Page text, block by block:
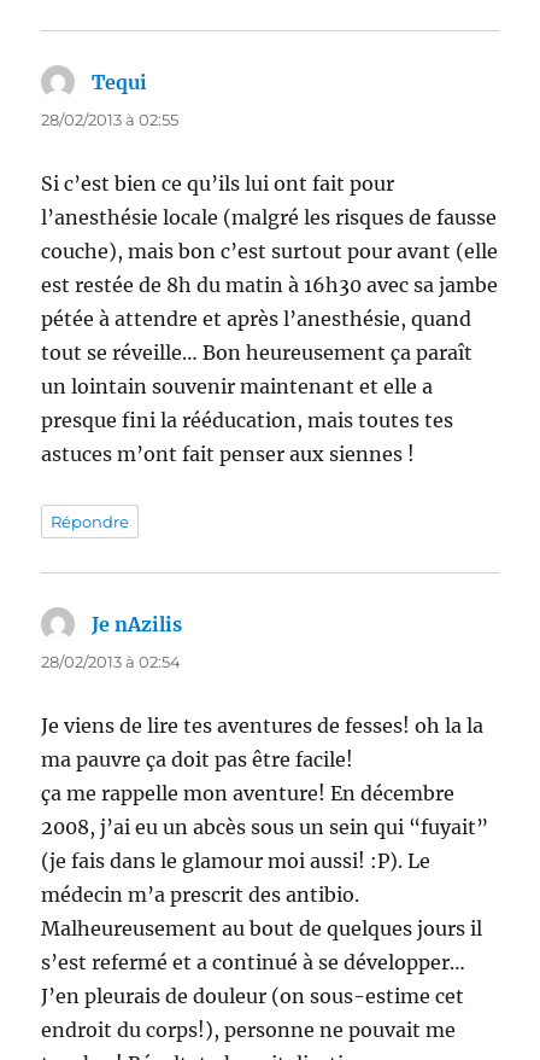
Tequi
28/02/2013 à 02:55
Si c’est bien ce qu’ils lui ont fait pour
l’anesthésie locale (malgré les risques de fausse
couche), mais bon c’est surtout pour avant (elle
est restée de 8h du matin à 16h30 avec sa jambe
pétée à attendre et après l’anesthésie, quand
tout se réveille… Bon heureusement ça paraît
un lointain souvenir maintenant et elle a
presque fini la rééducation, mais toutes tes
astuces m’ont fait penser aux siennes !
Répondre
Je nAzilis
28/02/2013 à 02:54
Je viens de lire tes aventures de fesses! oh la la
ma pauvre ça doit pas être facile!
ça me rappelle mon aventure! En décembre
2008, j’ai eu un abcès sous un sein qui “fuyait”
(je fais dans le glamour moi aussi! :P). Le
médecin m’a prescrit des antibio.
Malheureusement au bout de quelques jours il
s’est refermé et a continué à se développer…
J’en pleurais de douleur (on sous-estime cet
endroit du corps!), personne ne pouvait me